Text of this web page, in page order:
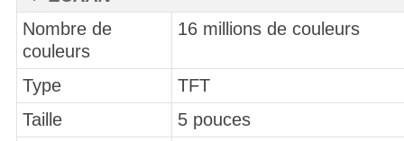
Nombre de
couleurs
16 millions de couleurs
Type
TFT
Taille
5 pouces